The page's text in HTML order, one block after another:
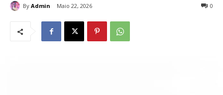
By Admin Maio 22, 2026 0